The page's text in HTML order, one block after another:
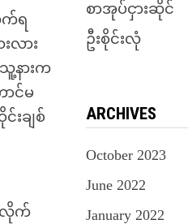
က်ရ
လား
နားက
င်မ
ချစ်
လိုက်
စာအုပ်ငှားဆိုင်
ဦးစိုင်းလုံ
ARCHIVES
October 2023
June 2022
January 2022